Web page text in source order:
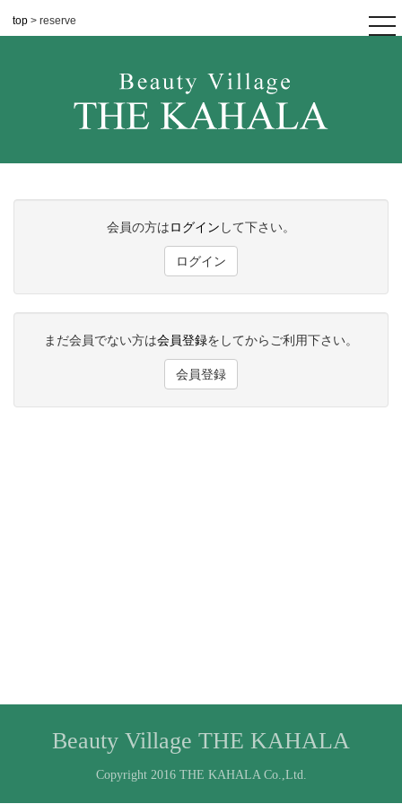
top > reserve
会員の方はログイン して下さい。
ログイン
まだ会員でない方は会員登録をしてからご利用下さい。
会員登録
Beauty Village THE KAHALA
Copyright 2016 THE KAHALA Co.,Ltd.